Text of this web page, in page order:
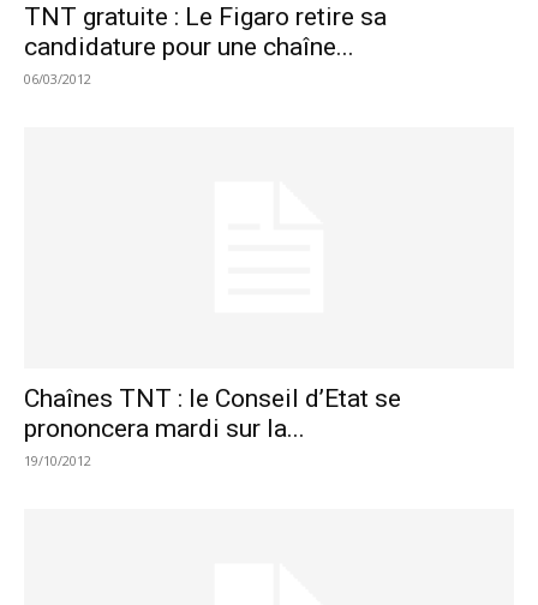
TNT gratuite : Le Figaro retire sa
candidature pour une chaîne...
06/03/2012
Chaînes TNT : le Conseil d’Etat se
prononcera mardi sur la...
19/10/2012